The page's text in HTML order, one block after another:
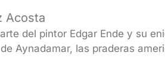
Acosta
del pintor Edgar Ende y su
Aynadamar, las praderas